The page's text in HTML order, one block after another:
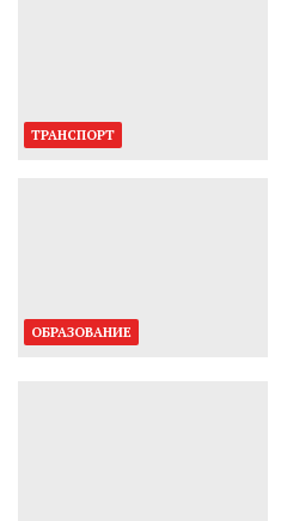
ТРАНСПОРТ
ОБРАЗОВАНИЕ